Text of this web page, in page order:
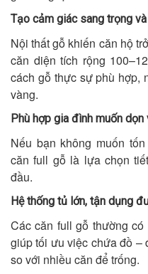
Tạo cảm giác sang trọng
Nội thất gỗ khiến căn hộ
căn diện tích rộng
cách gỗ thực sự phù hợp,
vàng.
Phù hợp gia đình muốn dọn
Nếu bạn không muốn
căn full gỗ là lựa chọn
đầu.
Hệ thống tủ lớn, tận dụng
Các căn full gỗ thường
giúp tối ưu việc chứa đồ –
so với nhiều căn để trống.